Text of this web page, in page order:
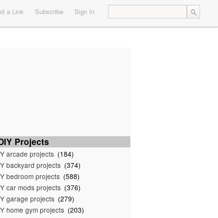
a Link Subscribe Sign In
Projects
arcade projects (184)
backyard projects (374)
bedroom projects (588)
car mods projects (376)
garage projects (279)
home gym projects (203)